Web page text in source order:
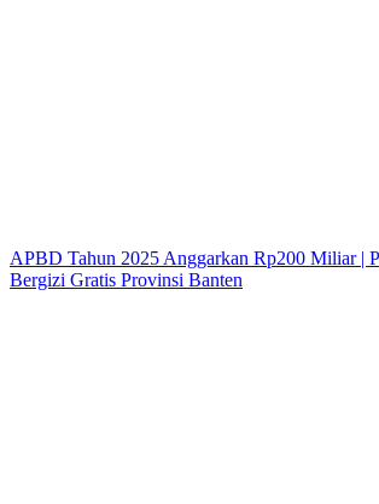
APBD Tahun 2025 Anggarkan Rp200 Miliar |
Bergizi Gratis Provinsi Banten